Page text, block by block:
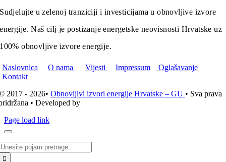
Sudjelujte u zelenoj tranziciji i investicijama u obnovljive izvore
energije. Naš cilj je postizanje energetske neovisnosti Hrvatske uz
100% obnovljive izvore energije.
Naslovnica O nama Vijesti Impressum
Oglašavanje
Kontakt
2017 - 2026•Obnovljivi izvori energije Hrvatske – GU • Sva prava
• Developed by
Page load link